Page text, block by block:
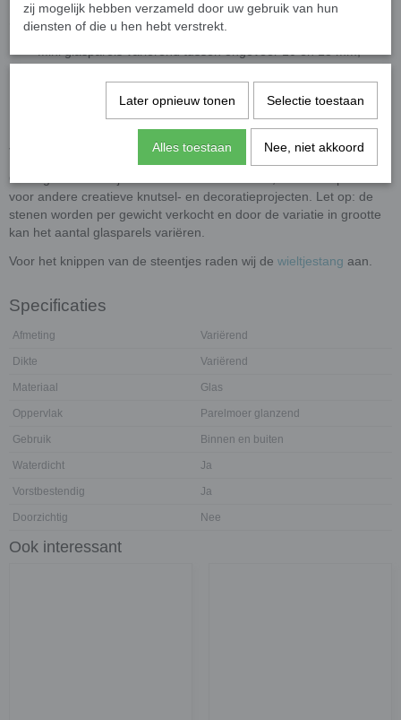
Glasparels hebben wij in 3 grootte categorieën:
XL-glasparels variërend tussen ongeveer 30 en 36 mm.
Toepassingen
voor andere creatieve knutsel- en decoratieprojecten. Let op: de
stenen worden per gewicht verkocht en door de variatie in grootte
kan het aantal glasparels variëren.
Voor het knippen van de steentjes raden wij de wieltjestang aan.
Specificaties
Afmeting Variërend
Dikte Variërend
Materiaal Glas
Oppervlak Parelmoer glanzend
Gebruik Binnen en buiten
Waterdicht Ja
Vorstbestendig Ja
Doorzichtig Nee
Ook interessant
zij mogelijk hebben verzameld door uw gebruik van hun
diensten of die u hen hebt verstrekt.
Later opnieuw tonen Selectie toestaan
Alles toestaan Nee, niet akkoord